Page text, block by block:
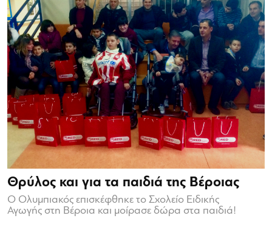
Θρύλος και για τα παιδιά της Βέροιας
Ο Ολυμπιακός επισκέφθηκε το Σχολείο Ειδικής
Αγωγής στη Βέροια και μοίρασε δώρα στα παιδιά!